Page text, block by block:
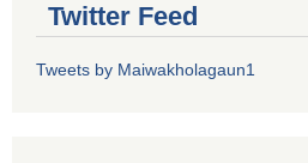
Twitter Feed
Tweets by Maiwakholagaun1